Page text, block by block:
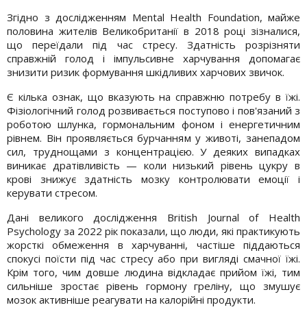
Згідно з дослідженням Mental Health Foundation, майже
половина жителів Великобританії в 2018 році зізналися,
що переїдали під час стресу. Здатність розрізняти
справжній голод і імпульсивне харчування допомагає
знизити ризик формування шкідливих харчових звичок.
Є кілька ознак, що вказують на справжню потребу в їжі.
Фізіологічний голод розвивається поступово і пов'язаний з
роботою шлунка, гормональним фоном і енергетичним
рівнем. Він проявляється бурчанням у животі, занепадом
сил, труднощами з концентрацією. У деяких випадках
виникає дратівливість — коли низький рівень цукру в
крові знижує здатність мозку контролювати емоції і
керувати стресом.
Дані великого дослідження British Journal of Health
Psychology за 2022 рік показали, що люди, які практикують
жорсткі обмеження в харчуванні, частіше піддаються
спокусі поїсти під час стресу або при вигляді смачної їжі.
Крім того, чим довше людина відкладає прийом їжі, тим
сильніше зростає рівень гормону греліну, що змушує
мозок активніше реагувати на калорійні продукти.